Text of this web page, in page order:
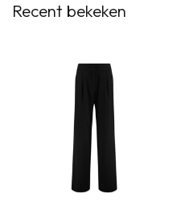
Recent bekeken